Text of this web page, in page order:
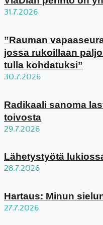
31.7.2026
”Rauman
jossa rukoillaan
tulla kohdatuksi”
30.7.2026
Radikaali sanoma
toivosta
29.7.2026
Lähetystyötä
28.7.2026
Hartaus: Minun
27.7.2026